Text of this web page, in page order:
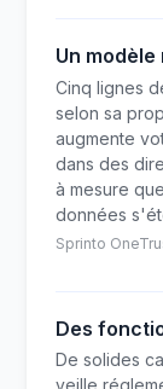
Un
Cinq lignes
selon sa
augmente
dans des
à mesure
données
Sprinto
Des
De solides
veille